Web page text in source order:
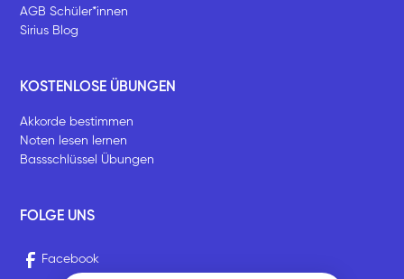
AGB Schüler*innen
Sirius Blog
KOSTENLOSE ÜBUNGEN
Akkorde bestimmen
Noten lesen lernen
Bassschlüssel Übungen
FOLGE UNS
Facebook